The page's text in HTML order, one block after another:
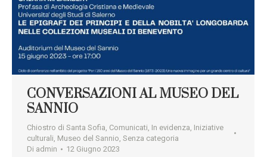
CONVERSAZIONI AL MUSEO DEL
SANNIO
Chiostro di Santa Sofia, Comunicati, In evidenza, Iniziative
culturali, Museo del Sannio, Senza categoria
Di admin 12 Giugno 2023